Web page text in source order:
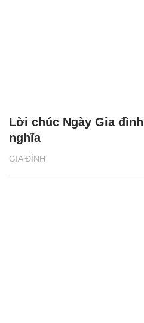
GIA ĐÌNH
Lời chúc Ngày Gia
nghĩa